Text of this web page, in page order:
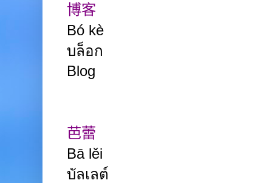
博客
Bó kè
บล็อก
Blog
芭蕾
Bā lěi
บัลเลต์